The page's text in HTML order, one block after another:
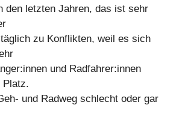
den letzten Jahren, das ist sehr
zu Konflikten, weil es sich
und Radfahrer:innen
Platz.
und Radweg schlecht oder gar